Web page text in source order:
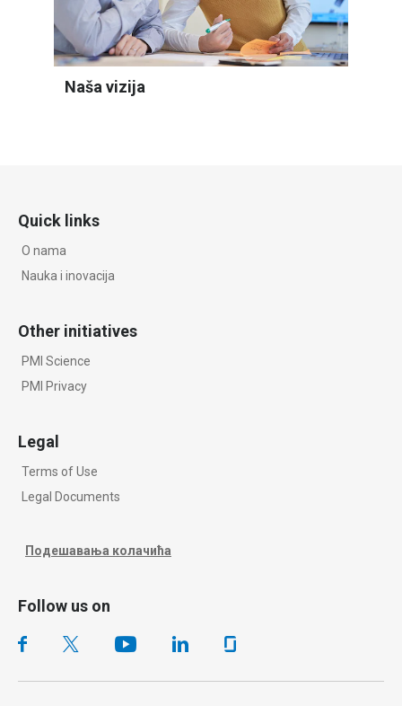
Naša vizija
Quick links
O nama
Nauka i inovacija
Other initiatives
PMI Science
PMI Privacy
Legal
Terms of Use
Legal Documents
Подешавања колачића
Follow us on